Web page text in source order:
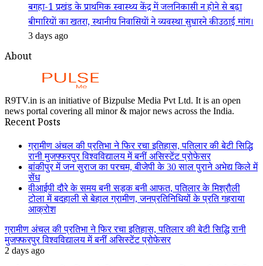
बगहा-1 प्रखंड के प्राथमिक स्वास्थ्य केंद्र में जलनिकासी न होने से बढ़ा
बीमारियों का खतरा, स्थानीय निवासियों ने व्यवस्था सुधारने की उठाई मांग।
3 days ago
About
R9TV.in is an initiative of Bizpulse Media Pvt Ltd. It is an open
news portal covering all minor & major news across the India.
Recent Posts
ग्रामीण अंचल की प्रतिभा ने फिर रचा इतिहास, पतिलार की बेटी सिद्धि
रानी मुजफ्फरपुर विश्वविद्यालय में बनीं असिस्टेंट प्रोफेसर
बांकीपुर में जन सुराज का परचम, बीजेपी के 30 साल पुराने अभेद्य किले में
सेंध
वीआईपी दौरे के समय बनी सड़क बनी आफत, पतिलार के मिश्रौली
टोला में बदहाली से बेहाल ग्रामीण, जनप्रतिनिधियों के प्रति गहराया
आक्रोश
ग्रामीण अंचल की प्रतिभा ने फिर रचा इतिहास, पतिलार की बेटी सिद्धि रानी
मुजफ्फरपुर विश्वविद्यालय में बनीं असिस्टेंट प्रोफेसर
2 days ago